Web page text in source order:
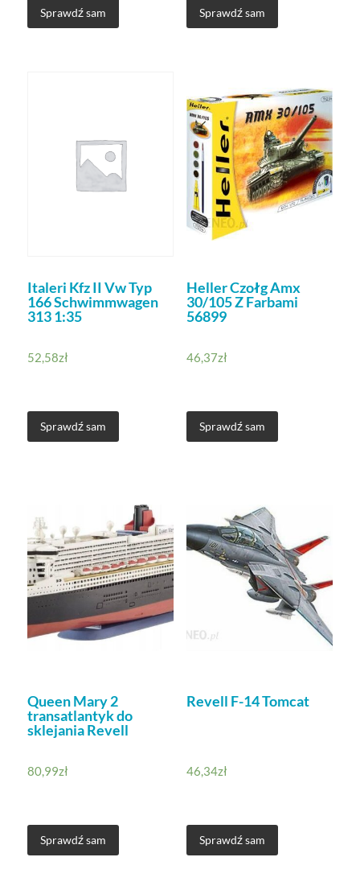
Sprawdź sam Sprawdź sam
Italeri Kfz II Vw Typ
166 Schwimmwagen
313 1:35
52,58zł
Sprawdź sam
Heller Czołg Amx
30/105 Z Farbami
56899
46,37zł
Sprawdź sam
Queen Mary 2
transatlantyk do
sklejania Revell
80,99zł
Sprawdź sam
Revell F-14 Tomcat
46,34zł
Sprawdź sam